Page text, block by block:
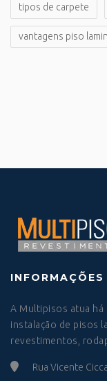
tipos de carpete
vantagens piso
A Multipisos atua há
instalação de pisos
revestimentos,
Rua Vicente